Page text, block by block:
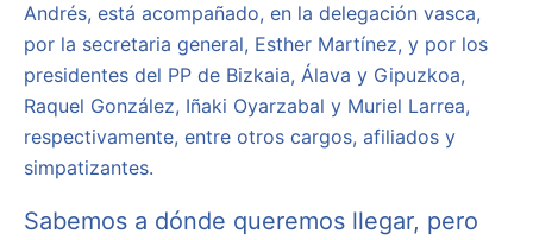
Andrés, está acompañado, en la delegación vasca,
por la secretaria general, Esther Martínez, y por los
presidentes del PP de Bizkaia, Álava y Gipuzkoa,
Raquel González, Iñaki Oyarzabal y Muriel Larrea,
respectivamente, entre otros cargos, afiliados y
simpatizantes.
Sabemos a dónde queremos llegar, pero